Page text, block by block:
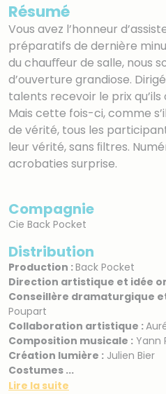
Résumé
Vous avez l’honneur
préparatifs de dernière
du chauﬀeur de salle, nous
d’ouverture grandiose.
talents recevoir le prix
Mais cette fois-ci, comme
de vérité, tous les
leur vérité, sans ﬁltres.
acrobaties surprise.
Compagnie
Cie Back Pocket
Distribution
Production :Back Pocket
Direction artistique et idée
Conseillère dramaturgique
Poupart
Collaboration artistique :
Composition musicale : Yann
Création lumière : Julien Bier
Costumes ...
Lire la suite